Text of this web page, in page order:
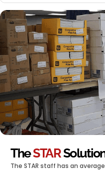
TheSTAR
The STAR staff has an